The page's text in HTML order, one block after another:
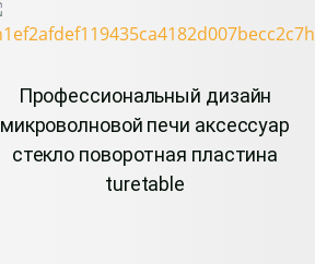
Профессиональный дизайн
микроволновой печи аксессуар
стекло поворотная пластина
turetable